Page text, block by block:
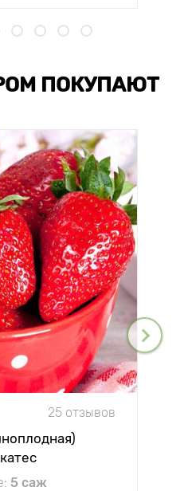
ПОКУПАЮТ
25 отзывов
5 саж